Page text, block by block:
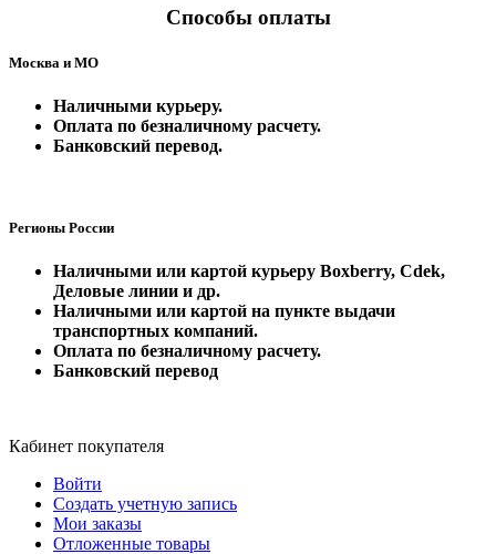
Способы оплаты
Москва и МО
Наличными курьеру.
Оплата по безналичному расчету.
Банковский перевод.
Регионы России
Наличными или картой курьеру Boxberry, Cdek,
Деловые линии и др.
Наличными или картой на пункте выдачи
транспортных компаний.
Оплата по безналичному расчету.
Банковский перевод
Кабинет покупателя
Войти
Создать учетную запись
Мои заказы
Отложенные товары